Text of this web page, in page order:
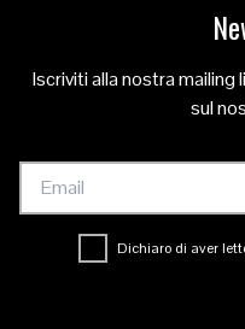
Iscriviti alla nostra
sul
Dichiaro di aver